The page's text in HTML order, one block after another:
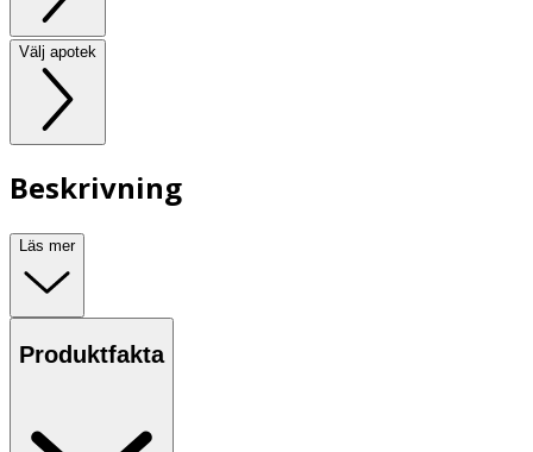
Välj apotek
Beskrivning
Läs mer
Produktfakta